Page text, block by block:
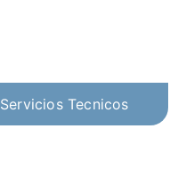
Servicios Tecnicos